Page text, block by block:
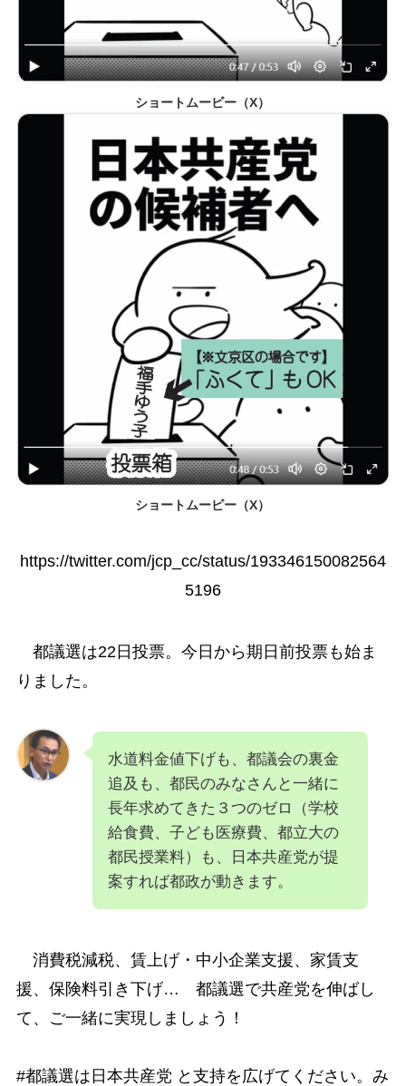
ショートムービー（X）
ショートムービー（X）
https://twitter.com/jcp_cc/status/193346150082564
5196
都議選は22日投票。今日から期日前投票も始ま
りました。
水道料金値下げも、都議会の裏金
追及も、都民のみなさんと一緒に
長年求めてきた３つのゼロ（学校
給食費、子ども医療費、都立大の
都民授業料）も、日本共産党が提
案すれば都政が動きます。
消費税減税、賃上げ・中小企業支援、家賃支
援、保険料引き下げ… 都議選で共産党を伸ばし
て、ご一緒に実現しましょう！
#都議選は日本共産党 と支持を広げてください。み